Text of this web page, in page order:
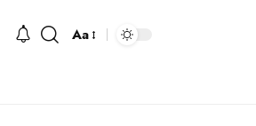
Font
Aa